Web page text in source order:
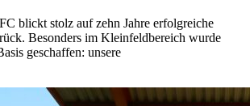
blickt stolz auf zehn Jahre erfolgreiche
Besonders im Kleinfeldbereich wurde
geschaffen: unsere